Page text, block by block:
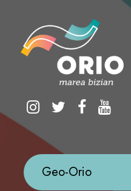
Geo-Orio